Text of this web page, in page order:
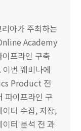
아가 주최하는
Academy
프라인 구축
번 웨비나에
Product 전
파이프라인 구
터 수집, 저장,
터 분석 전 과